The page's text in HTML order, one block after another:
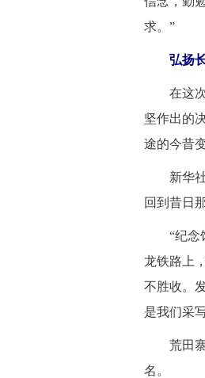
求。”
弘扬
在这次
坚作出的
途的今昔
新华社
回到昔日
“纪念馆
龙铁路上
不胜收。
是我们采
荒田寨
名。